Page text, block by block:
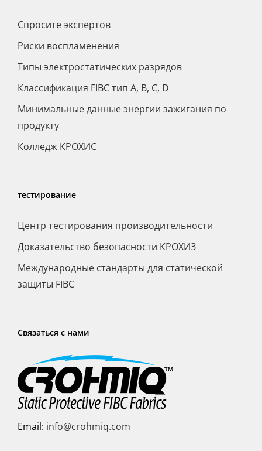
Спросите экспертов
Риски воспламенения
Типы электростатических разрядов
Классификация FIBC тип A, B, C, D
Минимальные данные энергии зажигания по
продукту
Колледж КРОХИС
тестирование
Центр тестирования производительности
Доказательство безопасности КРОХИЗ
Международные стандарты для статической
защиты FIBC
Связаться с нами
Email: info@crohmiq.com